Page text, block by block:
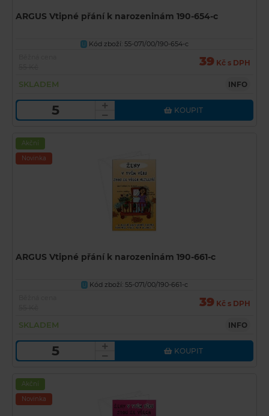
ARGUS Vtipné přání k narozeninám 190-654-c
U
Kód zboží: 55-071/00/190-654-c
39 Kč s DPH
SKLADEM INFO
KOUPIT
Akční
Novinka
ARGUS Vtipné přání k narozeninám 190-661-c
U
Kód zboží: 55-071/00/190-661-c
39 Kč s DPH
SKLADEM INFO
KOUPIT
Akční
Novinka